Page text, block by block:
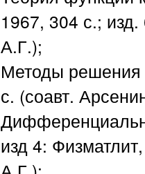
1967, 304 с.;
А.Г.);
Методы решения
с. (соавт.
изд 4: